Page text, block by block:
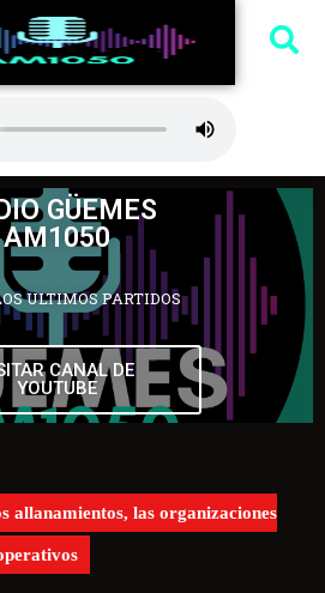
GÜEMES
AM1050
ULTIMOS PARTIDOS
CANAL DE
YOUTUBE
allanamientos, las organizaciones